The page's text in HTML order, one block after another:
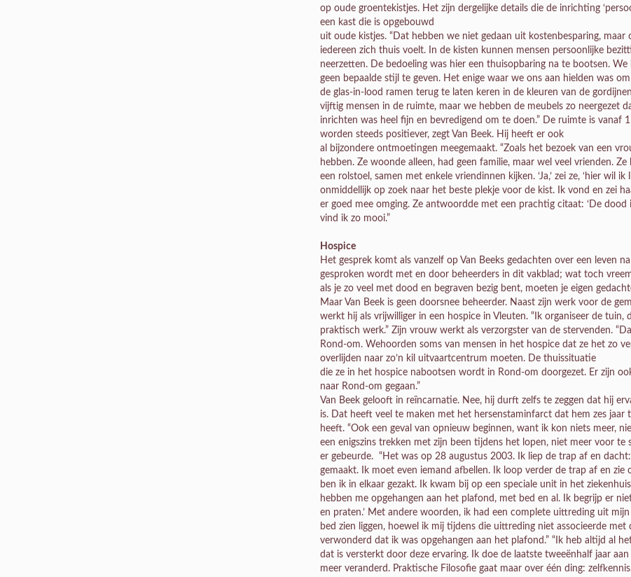
op oude groentekistjes. Het zijn dergelijke details die de inrichting
een kast die is opgebouwd
uit oude kistjes. “Dat hebben we niet gedaan uit kostenbesparing,
iedereen zich thuis voelt. In de kisten kunnen mensen persoonlijke
neerzetten. De bedoeling was hier een thuisopbaring na te bootsen.
geen bepaalde stijl te geven. Het enige waar we ons aan hielden was
de glas-in-lood ramen terug te laten keren in de kleuren van de
vijftig mensen in de ruimte, maar we hebben de meubels zo neergezet
inrichten was heel fijn en bevredigend om te doen.” De ruimte is vanaf
worden steeds positiever, zegt Van Beek. Hij heeft er ook
al bijzondere ontmoetingen meegemaakt. “Zoals het bezoek van een
hebben. Ze woonde alleen, had geen familie, maar wel veel vrienden. Ze
een rolstoel, samen met enkele vriendinnen kijken. ‘Ja,’ zei ze, ‘hier wil ik
onmiddellijk op zoek naar het beste plekje voor de kist. Ik vond en zei
er goed mee omging. Ze antwoordde met een prachtig citaat: ‘De dood
vind ik zo mooi.”
Hospice
Het gesprek komt als vanzelf op Van Beeks gedachten over een leven
gesproken wordt met en door beheerders in dit vakblad; wat toch
als je zo veel met dood en begraven bezig bent, moeten je eigen
Maar Van Beek is geen doorsnee beheerder. Naast zijn werk voor de
werkt hij als vrijwilliger in een hospice in Vleuten. “Ik organiseer de tuin,
praktisch werk.” Zijn vrouw werkt als verzorgster van de stervenden.
Rond-om. Wehoorden soms van mensen in het hospice dat ze het zo
overlijden naar zo’n kil uitvaartcentrum moeten. De thuissituatie
die ze in het hospice nabootsen wordt in Rond-om doorgezet. Er zijn
naar Rond-om gegaan.”
Van Beek gelooft in reïncarnatie. Nee, hij durft zelfs te zeggen dat hij
is. Dat heeft veel te maken met het hersenstaminfarct dat hem zes jaar
heeft. “Ook een geval van opnieuw beginnen, want ik kon niets meer,
een enigszins trekken met zijn been tijdens het lopen, niet meer voor
er gebeurde. “Het was op 28 augustus 2003. Ik liep de trap af en
gemaakt. Ik moet even iemand afbellen. Ik loop verder de trap af en zie
ben ik in elkaar gezakt. Ik kwam bij op een speciale unit in het
hebben me opgehangen aan het plafond, met bed en al. Ik begrijp er
en praten.’ Met andere woorden, ik had een complete uittreding uit
bed zien liggen, hoewel ik mij tijdens die uittreding niet associeerde
verwonderd dat ik was opgehangen aan het plafond.” “Ik heb altijd al
dat is versterkt door deze ervaring. Ik doe de laatste tweeënhalf jaar
meer veranderd. Praktische Filosofie gaat maar over één ding: